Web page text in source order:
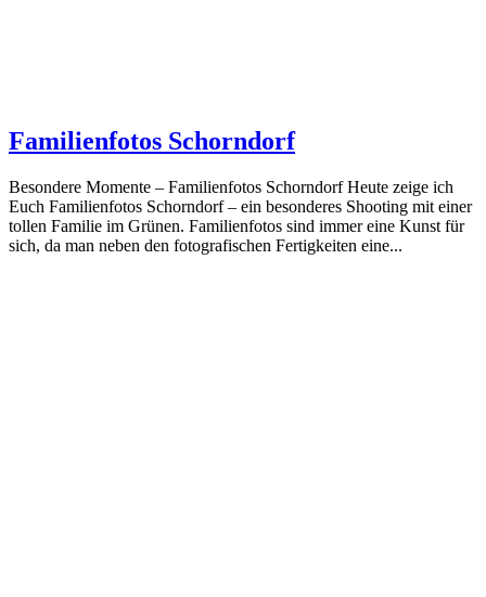
Familienfotos Schorndorf
Besondere Momente – Familienfotos Schorndorf Heute zeige ich
Euch Familienfotos Schorndorf – ein besonderes Shooting mit einer
tollen Familie im Grünen. Familienfotos sind immer eine Kunst für
sich, da man neben den fotografischen Fertigkeiten eine...